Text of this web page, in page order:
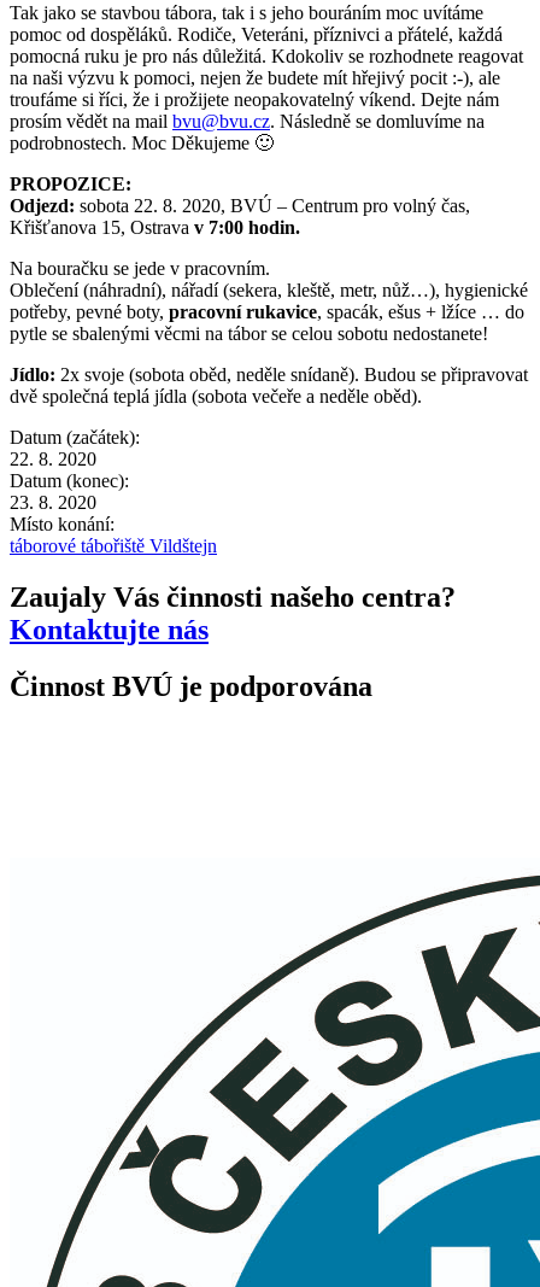
Tak jako se stavbou tábora, tak i s jeho bouráním moc uvítáme
pomoc od dospěláků. Rodiče, Veteráni, příznivci a přátelé, každá
pomocná ruku je pro nás důležitá. Kdokoliv se rozhodnete reagovat
na naši výzvu k pomoci, nejen že budete mít hřejivý pocit :-), ale
troufáme si říci, že i prožijete neopakovatelný víkend. Dejte nám
prosím vědět na mail bvu@bvu.cz. Následně se domluvíme na
podrobnostech. Moc Děkujeme 🙂
PROPOZICE:
Odjezd: sobota 22. 8. 2020, BVÚ – Centrum pro volný čas,
Křišťanova 15, Ostrava v 7:00 hodin.
Na bouračku se jede v pracovním.
Oblečení (náhradní), nářadí (sekera, kleště, metr, nůž…), hygienické
potřeby, pevné boty, pracovní rukavice, spacák, ešus + lžíce … do
pytle se sbalenými věcmi na tábor se celou sobotu nedostanete!
Jídlo: 2x svoje (sobota oběd, neděle snídaně). Budou se připravovat
dvě společná teplá jídla (sobota večeře a neděle oběd).
Datum (začátek):
22. 8. 2020
Datum (konec):
23. 8. 2020
Místo konání:
táborové tábořiště Vildštejn
Zaujaly Vás činnosti našeho centra?
Kontaktujte nás
Činnost BVÚ je podporována